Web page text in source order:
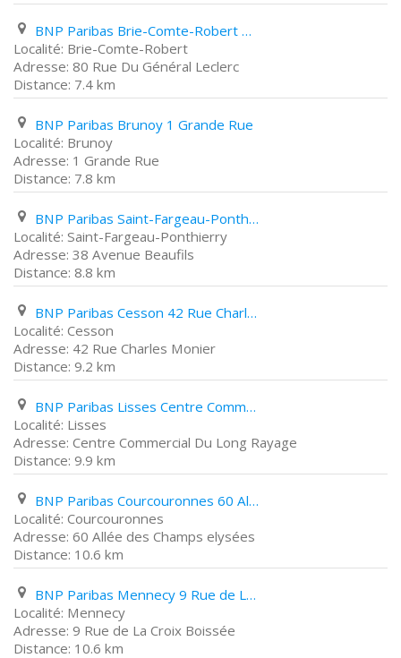
BNP Paribas Brie-Comte-Robert 80 Rue Du Général Leclerc
Brie-Comte-Robert
80 Rue Du Général Leclerc
7.4 km
BNP Paribas Brunoy 1 Grande Rue
Brunoy
1 Grande Rue
7.8 km
BNP Paribas Saint-Fargeau-Ponthierry 38 Avenue Beaufils
Saint-Fargeau-Ponthierry
38 Avenue Beaufils
8.8 km
BNP Paribas Cesson 42 Rue Charles Monier
Cesson
42 Rue Charles Monier
9.2 km
BNP Paribas Lisses Centre Commercial Du Long Rayage
Lisses
Centre Commercial Du Long Rayage
9.9 km
BNP Paribas Courcouronnes 60 Allée des Champs elysées
Courcouronnes
60 Allée des Champs elysées
10.6 km
BNP Paribas Mennecy 9 Rue de La Croix Boissée
Mennecy
9 Rue de La Croix Boissée
10.6 km